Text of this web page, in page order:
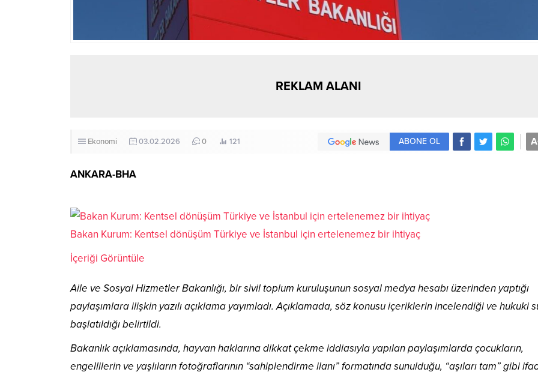
REKLAM ALANI
Ekonomi 03.02.2026 0 121 A
ABONE OL
ANKARA-BHA
Bakan Kurum: Kentsel dönüşüm Türkiye ve İstanbul için ertelenemez bir ihtiyaç
İçeriği Görüntüle
Aile ve Sosyal Hizmetler Bakanlığı, bir sivil toplum kuruluşunun sosyal medya hesabı üzerinden yaptığı
paylaşımlara ilişkin yazılı açıklama yayımladı. Açıklamada, söz konusu içeriklerin incelendiği ve hukuki
başlatıldığı belirtildi.
Bakanlık açıklamasında, hayvan haklarına dikkat çekme iddiasıyla yapılan paylaşımlarda çocukların,
engellilerin ve yaşlıların fotoğraflarının “sahiplendirme ilanı” formatında sunulduğu, “aşıları tam” gibi